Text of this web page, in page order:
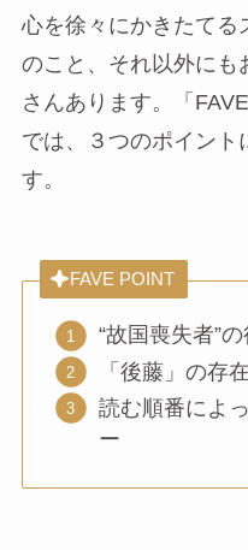
心を徐々にかきたてる
のこと、それ以外にも
さんあります。「
では、３つのポイント
す。
FAVE POINT
“故国喪失者”
「後藤」の存在
読む順番によ
ー